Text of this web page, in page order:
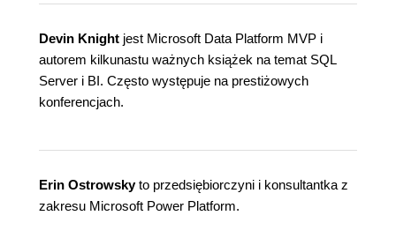
Devin Knight jest Microsoft Data Platform MVP i
autorem kilkunastu ważnych książek na temat SQL
Server i BI. Często występuje na prestiżowych
konferencjach.
Erin Ostrowskyto przedsiębiorczyni i konsultantka z
zakresu Microsoft Power Platform.